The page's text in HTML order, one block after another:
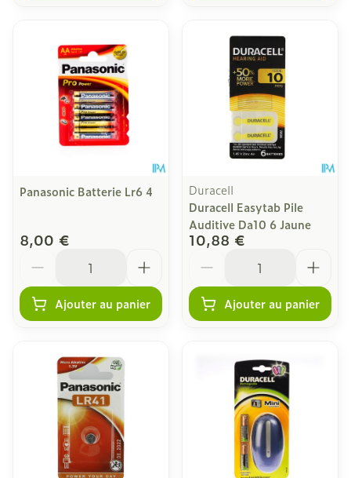
Panasonic Batterie Lr6 4
8,00 €
Ajouter au panier
Duracell
Duracell Easytab Pile
Auditive Da10 6 Jaune
10,88 €
Ajouter au panier